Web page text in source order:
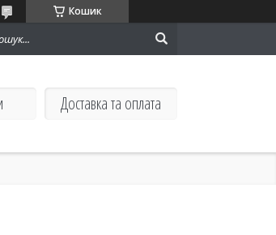
Кошик
Доставка та оплата